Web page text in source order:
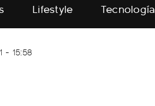
Lifestyle Tecnología
- 15:58